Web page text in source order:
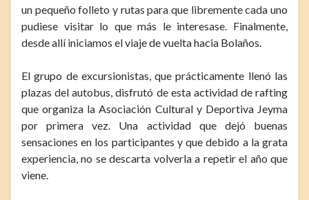
un pequeño folleto y rutas para que libremente cada uno
pudiese visitar lo que más le interesase. Finalmente,
desde allí iniciamos el viaje de vuelta hacia Bolaños.
El grupo de excursionistas, que prácticamente llenó las
plazas del autobus, disfrutó de esta actividad de rafting
que organiza la Asociación Cultural y Deportiva Jeyma
por primera vez. Una actividad que dejó buenas
sensaciones en los participantes y que debido a la grata
experiencia, no se descarta volverla a repetir el año que
viene.